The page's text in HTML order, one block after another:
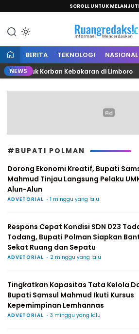
SCROLL UNTUK
Ruang Redaksi
Informasi
BERITA TEKNOLOGI NASIONAL
NEWS
untuk Korban Kebakaran di Limboro
#BUPATI POLMAN
Dorong Ekonomi Kreatif, Bupati
Mahmud Tinjau Langsung Pelaku
Alun-Alun
ADVETORIAL 1 minggu yang lalu
Respons Cepat Kondisi SDN 023
Todang, Bupati Polman Siapkan
Sekat Ruang dan Sepatu
ADVETORIAL 2 minggu yang lalu
Tingkatkan Kapasitas Tata Kelola
Bupati Samsul Mahmud Ikuti Kursus
Kepemimpinan Lemhannas
ADVETORIAL 3 minggu yang lalu